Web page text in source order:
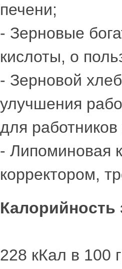
печени;
- Зерновые
кислоты, о
- Зерновой
улучшения
для
- Липоминовая
корректором,
Калорийность
228 кКал в 100